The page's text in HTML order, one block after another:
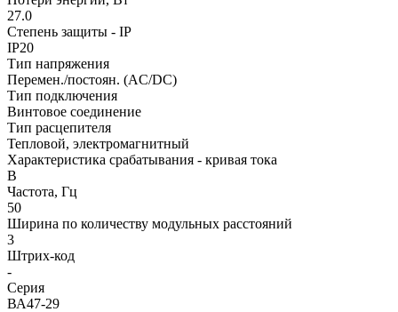
27.0
Степень защиты - IP
IP20
Тип напряжения
Перемен./постоян. (AC/DC)
Тип подключения
Винтовое соединение
Тип расцепителя
Тепловой, электромагнитный
Характеристика срабатывания - кривая тока
B
Частота, Гц
50
Ширина по количеству модульных расстояний
3
Штрих-код
-
Серия
ВА47-29